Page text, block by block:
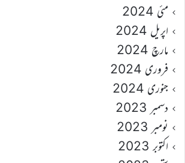
مئی 2024
اپریل 2024
مارچ 2024
فروری 2024
جنوری 2024
دسمبر 2023
نومبر 2023
اکتوبر 2023